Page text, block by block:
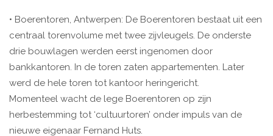
• Boerentoren, Antwerpen: De Boerentoren bestaat uit een
centraal torenvolume met twee zijvleugels. De onderste
drie bouwlagen werden eerst ingenomen door
bankkantoren. In de toren zaten appartementen. Later
werd de hele toren tot kantoor heringericht.
Momenteel wacht de lege Boerentoren op zijn
herbestemming tot ‘cultuurtoren’ onder impuls van de
nieuwe eigenaar Fernand Huts.